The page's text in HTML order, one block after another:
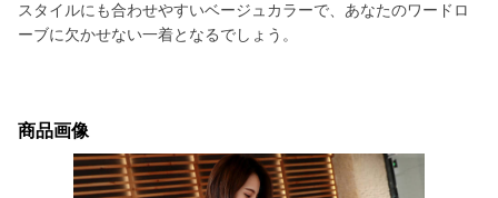
スタイルにも合わせやすいベージュカラーで、あなたのワードロ
ーブに欠かせない一着となるでしょう。
商品画像